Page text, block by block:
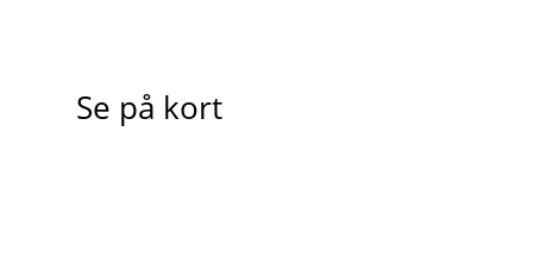
Se på kort